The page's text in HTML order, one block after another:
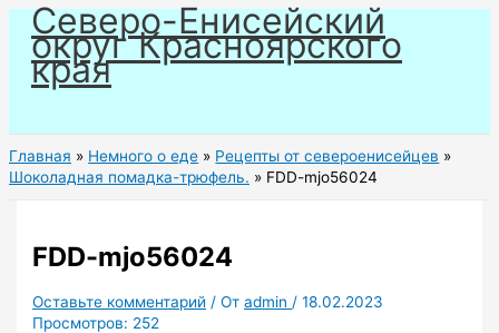
Перейти
содержимому
Северо-Енисейский
округ Красноярского
края
Главная Немного о еде
Рецепты от североенисейцев
Шоколадная помадка-трюфель.
FDD-mjo56024
FDD-mjo56024
Оставьте комментарий / Отadmin /18.02.2023
Просмотров: 252